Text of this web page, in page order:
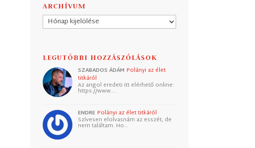
ARCHÍVUM
Archívum
LEGUTÓBBI HOZZÁSZÓLÁSOK
SZABADOS ÁDÁM Polányi az élet
titkáról
Az angol eredeti itt elérhető online:
https://www.…
ENDRE Polányi az élet titkáról
Szívesen elolvasnám az esszét, de
nem találtam. Ho…